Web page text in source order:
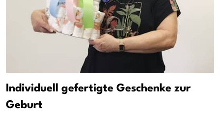
Individuell gefertigte Geschenke zur
Geburt